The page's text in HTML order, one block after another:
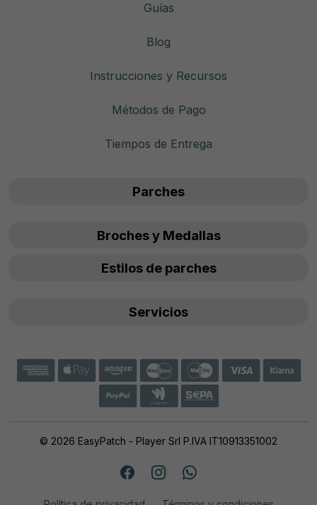
Guías
Blog
Instrucciones y Recursos
Métodos de Pago
Tiempos de Entrega
Parches
Broches y Medallas
Estilos de parches
Servicios
© 2026 EasyPatch - Player Srl P.IVA IT10913351002